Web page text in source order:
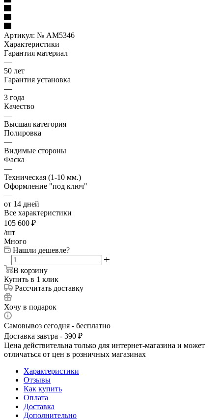
Артикул: № AM5346
Характеристики
Гарантия материал
—
50 лет
Гарантия установка
—
3 года
Качество
—
Высшая категория
Полировка
—
Видимые стороны
Фаска
—
Техническая (1-10 мм.)
Оформление "под ключ"
—
от 14 дней
Все характеристики
105 600 ₽
/шт
Много
Нашли дешевле?
В корзину
Купить в 1 клик
Рассчитать доставку
Хочу в подарок
Самовывоз сегодня - бесплатно
Доставка завтра - 390 ₽
Цена действительна только для интернет-магазина и может
отличаться от цен в розничных магазинах
Характеристики
Отзывы
Как купить
Оплата
Доставка
Дополнительно